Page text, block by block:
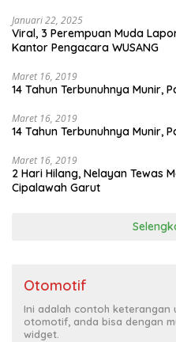
Januari 22, 2025
Viral, 3 Perempuan Muda
Kantor Pengacara WUSANG
Maret 16, 2019
14 Tahun Terbunuhnya Munir,
Maret 16, 2019
14 Tahun Terbunuhnya Munir,
Maret 16, 2019
2 Hari Hilang, Nelayan Tewas
Cipalawah Garut
Otomotif
Ini adalah contoh keterangan
otomotif, anda bisa dengan
widget.